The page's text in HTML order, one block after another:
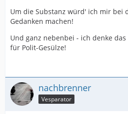
Um die Substanz würd' ich mir bei
Gedanken machen!
Und ganz nebenbei - ich denke
für Polit-Gesülze!
nachbrenner
Vesparator